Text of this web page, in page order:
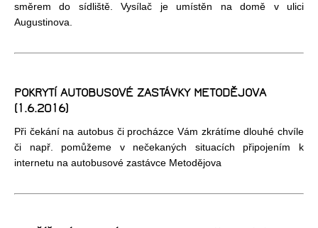
směrem do sídliště. Vysílač je umístěn na domě v ulici
Augustinova.
POKRYTÍ AUTOBUSOVÉ ZASTÁVKY METODĚJOVA
(1.6.2016)
Při čekání na autobus či procházce Vám zkrátíme dlouhé chvíle
či např. pomůžeme v nečekaných situacích připojením k
internetu na autobusové zastávce Metodějova